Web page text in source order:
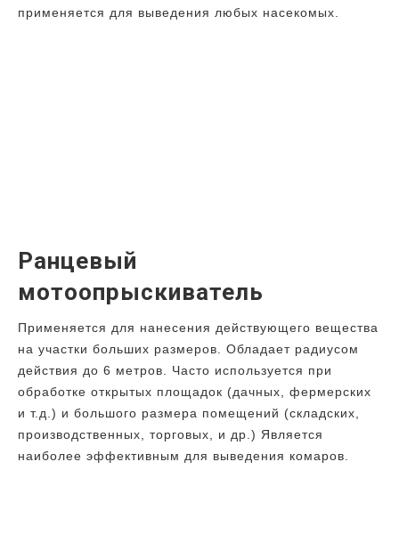
применяется для выведения любых насекомых.
Ранцевый
мотоопрыскиватель
Применяется для нанесения действующего вещества
на участки больших размеров. Обладает радиусом
действия до 6 метров. Часто используется при
обработке открытых площадок (дачных, фермерских
и т.д.) и большого размера помещений (складских,
производственных, торговых, и др.) Является
наиболее эффективным для выведения комаров.